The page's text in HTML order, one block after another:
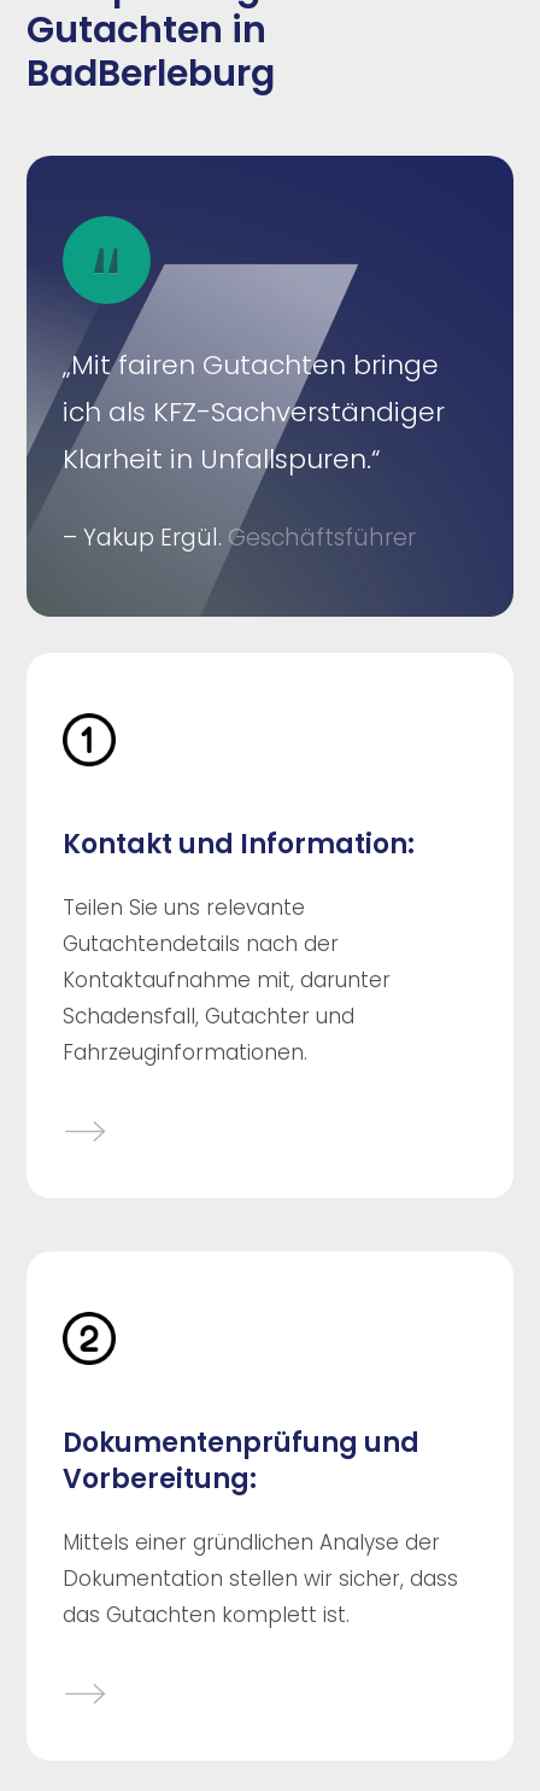
Gutachten in
BadBerleburg
„Mit fairen Gutachten bringe
ich als KFZ-Sachverständiger
Klarheit in Unfallspuren.“
– Yakup Ergül. Geschäftsführer
Kontakt und Information:
Teilen Sie uns relevante
Gutachtendetails nach der
Kontaktaufnahme mit, darunter
Schadensfall, Gutachter und
Fahrzeuginformationen.
Dokumentenprüfung und
Vorbereitung:
Mittels einer gründlichen Analyse der
Dokumentation stellen wir sicher, dass
das Gutachten komplett ist.